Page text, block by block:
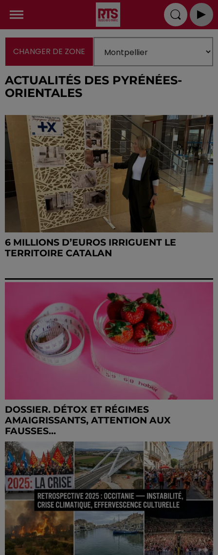
CHANGER DE ZONE
ACTUALITÉS DES PYRÉNÉES-
ORIENTALES
6 MILLIONS D’EUROS IRRIGUENT LE
TERRITOIRE CATALAN
DOSSIER. DÉTOX ET RÉGIMES
AMAIGRISSANTS, ATTENTION AUX
FAUSSES...